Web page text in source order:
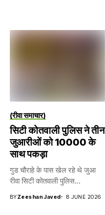
(रीवा समाचार)
सिटी कोतवाली पुलिस ने तीन
जुआरीओं को 10000 के
साथ पकड़ा
गुड चौराहे के पास खेल रहे थे जुआ
रीवा सिटी कोतवाली पुलिस...
BYZeeshan Javed 8 JUNE 2026